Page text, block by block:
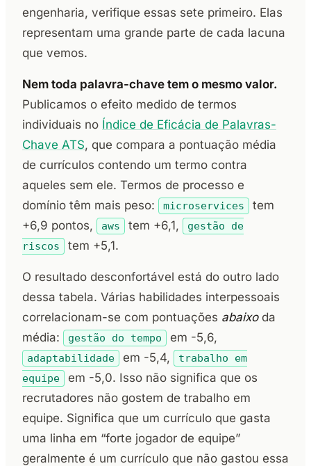
engenharia, verifique essas sete primeiro. Elas
representam uma grande parte de cada lacuna
que vemos.
Nem toda palavra-chave tem o mesmo valor.
Publicamos o efeito medido de termos
individuais no Índice de Eficácia de Palavras-
Chave ATS, que compara a pontuação média
de currículos contendo um termo contra
aqueles sem ele. Termos de processo e
domínio têm mais peso:
microservices
tem
+6,9 pontos,
aws tem +6,1,
gestão de
riscos
tem +5,1.
O resultado desconfortável está do outro lado
dessa tabela. Várias habilidades interpessoais
correlacionam-se com pontuações abaixoda
média:
gestão do tempo em -5,6,
adaptabilidade em -5,4,
trabalho em
equipe
em -5,0. Isso não significa que os
recrutadores não gostem de trabalho em
equipe. Significa que um currículo que gasta
uma linha em “forte jogador de equipe”
geralmente é um currículo que não gastou essa